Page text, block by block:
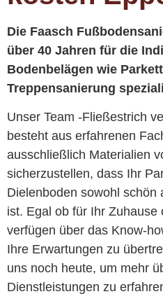
Die Faasch
über 40 Jahren für die
Bodenbelägen wie
Treppensanierung
Unser Team -Fließestrich
besteht aus erfahrenen
ausschließlich Materialien
sicherzustellen, dass Ihr
Dielenboden sowohl schön
ist. Egal ob für Ihr Zuhause
verfügen über das Know-
Ihre Erwartungen zu
uns noch heute, um mehr
Dienstleistungen zu